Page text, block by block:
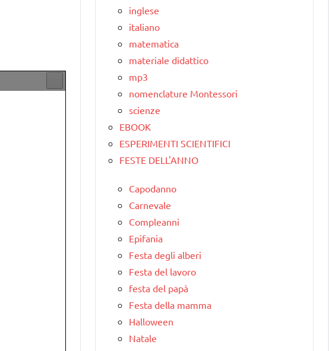
inglese
italiano
matematica
materiale didattico
mp3
nomenclature Montessori
scienze
EBOOK
ESPERIMENTI SCIENTIFICI
FESTE DELL'ANNO
Capodanno
Carnevale
Compleanni
Epifania
Festa degli alberi
Festa del lavoro
festa del papà
Festa della mamma
Halloween
Natale